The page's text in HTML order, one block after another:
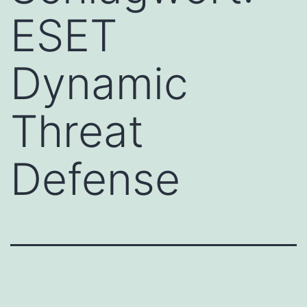
ESET
Dynamic
Threat
Defense